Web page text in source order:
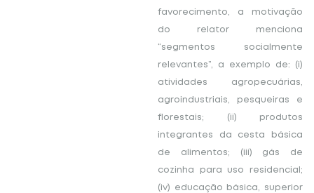
favorecimento, a motivação
do relator menciona
“segmentos socialmente
relevantes”, a exemplo de: (i)
atividades agropecuárias,
agroindustriais, pesqueiras e
florestais; (ii) produtos
integrantes da cesta básica
de alimentos; (iii) gás de
cozinha para uso residencial;
(iv) educação básica, superior